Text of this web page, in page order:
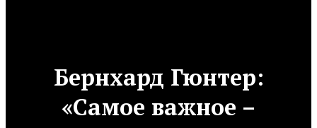
Бернхард Гюнтер:
«Самое важное –